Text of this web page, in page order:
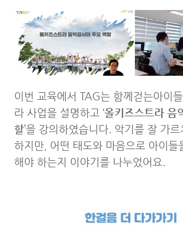
이번 교육에서 TAG는 함께걷는아이
라 사업을 설명하고 ‘올키즈스트라 음
할’을 강의하였습니다. 악기를 잘 가
하지만, 어떤 태도와 마음으로 아이들
해야 하는지 이야기를 나누었어요.